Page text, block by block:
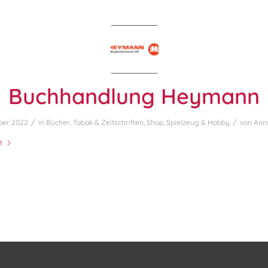
Buchhandlung Heymann
2022 / in Bücher, Tabak & Zeitschriften, Shop, Spielzeug & Hobby / von